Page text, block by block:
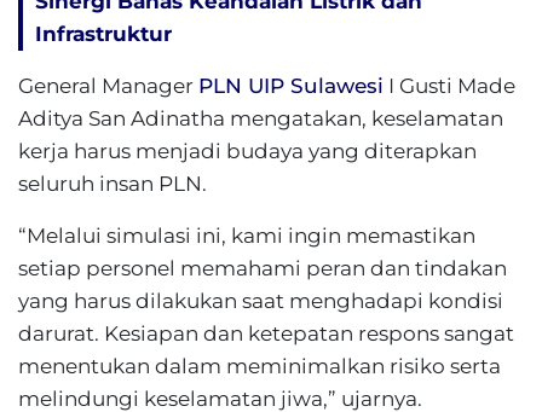
Infrastruktur
General Manager PLN UIP Sulawesi I Gusti Made
Aditya San Adinatha mengatakan, keselamatan
kerja harus menjadi budaya yang diterapkan
seluruh insan PLN.
“Melalui simulasi ini, kami ingin memastikan
setiap personel memahami peran dan tindakan
yang harus dilakukan saat menghadapi kondisi
darurat. Kesiapan dan ketepatan respons sangat
menentukan dalam meminimalkan risiko serta
melindungi keselamatan jiwa,” ujarnya.